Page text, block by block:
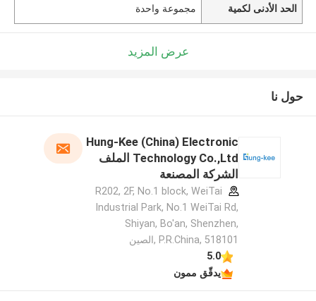
الحد الأدنى لكمية مجموعة واحدة
عرض المزيد
حول نا
Hung-Kee (China) Electronic
Technology Co.,Ltd الملف
الشركة المصنعة
R202, 2F, No.1 block, WeiTai
Industrial Park, No.1 WeiTai Rd,
Shiyan, Bo'an, Shenzhen,
P.R.China, 518101​​​​​​​ ,الصين
5.0
يدقّق ممون